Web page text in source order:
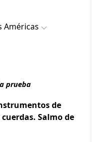
Américas
prueba
de
Salmo de